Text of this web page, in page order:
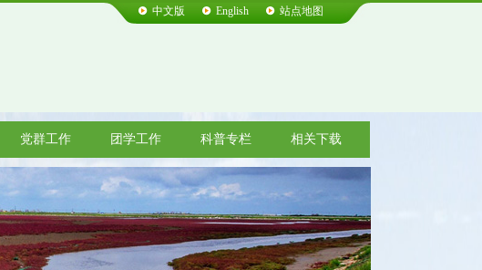
中文版 English 站点地图
党群工作 团学工作 科普专栏 相关下载